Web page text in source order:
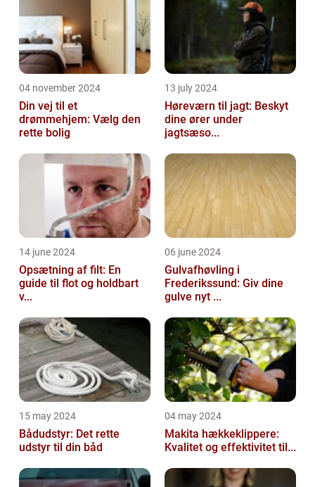
04 november 2024
Din vej til et
drømmehjem: Vælg den
rette bolig
13 july 2024
Høreværn til jagt: Beskyt
dine ører under
jagtsæso...
14 june 2024
Opsætning af filt: En
guide til flot og holdbart
v...
06 june 2024
Gulvafhøvling i
Frederikssund: Giv dine
gulve nyt ...
15 may 2024
Bådudstyr: Det rette
udstyr til din båd
04 may 2024
Makita hækkeklippere:
Kvalitet og effektivitet til...